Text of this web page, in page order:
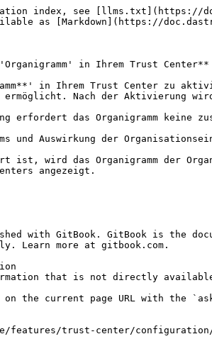
index, see [llms.txt](https://
as [Markdown](https://
in Ihrem Trust Center**
in Ihrem Trust Center zu
ermöglicht. Nach der Aktivierung
erfordert das Organigramm keine
und Auswirkung der
ist, wird das Organigramm der
angezeigt.
with GitBook. GitBook is the
Learn more at gitbook.com.
that is not directly available
on the current page URL with the
features/trust-center/configuration/